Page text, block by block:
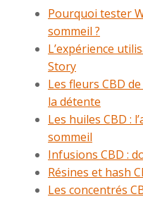
Pourquoi tester
sommeil ?
L’expérience
Story
Les fleurs CBD
la détente
Les huiles CBD :
sommeil
Infusions CBD :
Résines et hash
Les concentrés